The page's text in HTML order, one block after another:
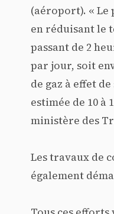
(aéroport). « Le
en réduisant le
passant de 2
par jour, soit
de gaz à effet
estimée de 10
ministère des
Les travaux de
également